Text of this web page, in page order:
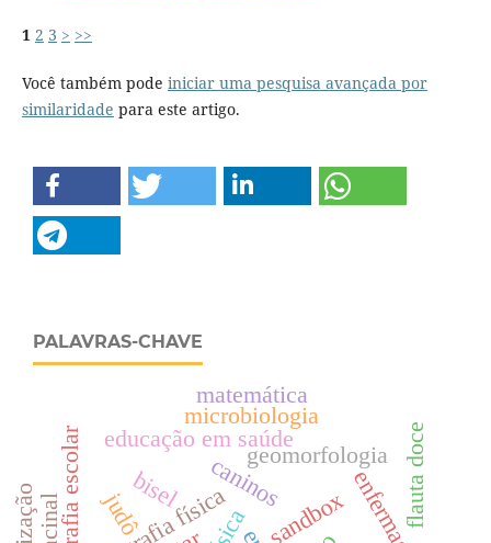
1 2 3 > >>
Você também pode iniciar uma pesquisa avançada por
similaridade para este artigo.
PALAVRAS-CHAVE
geomorfologia
geografia escolar sandbox
educação em saúde
microbiologia
bisel flauta doce
matemática
judô
caninos